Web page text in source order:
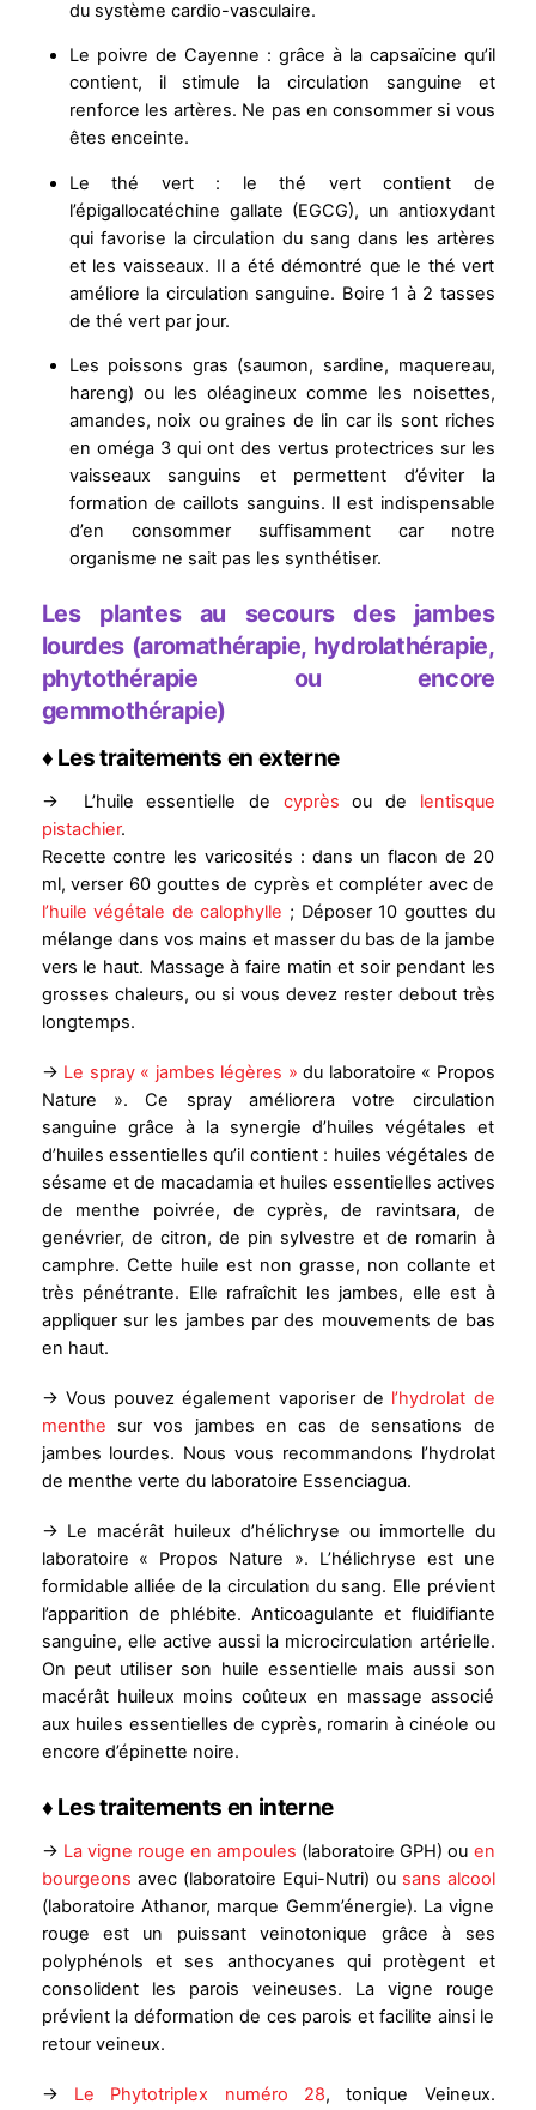
du système cardio-vasculaire.
Le poivre de Cayenne : grâce à la capsaïcine qu’il
contient, il stimule la circulation sanguine et
renforce les artères. Ne pas en consommer si vous
êtes enceinte.
Le thé vert : le thé vert contient de
l’épigallocatéchine gallate (EGCG), un antioxydant
qui favorise la circulation du sang dans les artères
et les vaisseaux. Il a été démontré que le thé vert
améliore la circulation sanguine. Boire 1 à 2 tasses
de thé vert par jour.
Les poissons gras (saumon, sardine, maquereau,
hareng) ou les oléagineux comme les noisettes,
amandes, noix ou graines de lin car ils sont riches
en oméga 3 qui ont des vertus protectrices sur les
vaisseaux sanguins et permettent d’éviter la
formation de caillots sanguins. Il est indispensable
d’en consommer suffisamment car notre
organisme ne sait pas les synthétiser.
Les plantes au secours des jambes
lourdes (aromathérapie, hydrolathérapie,
phytothérapie ou encore
gemmothérapie)
♦ Les traitements en externe
→ L’huile essentielle de cyprès ou de lentisque
pistachier.
Recette contre les varicosités : dans un flacon de 20
ml, verser 60 gouttes de cyprès et compléter avec de
l’huile végétale de calophylle ; Déposer 10 gouttes du
mélange dans vos mains et masser du bas de la jambe
vers le haut. Massage à faire matin et soir pendant les
grosses chaleurs, ou si vous devez rester debout très
longtemps.
→ Le spray « jambes légères » du laboratoire « Propos
Nature ». Ce spray améliorera votre circulation
sanguine grâce à la synergie d’huiles végétales et
d’huiles essentielles qu’il contient : huiles végétales de
sésame et de macadamia et huiles essentielles actives
de menthe poivrée, de cyprès, de ravintsara, de
genévrier, de citron, de pin sylvestre et de romarin à
camphre. Cette huile est non grasse, non collante et
très pénétrante. Elle rafraîchit les jambes, elle est à
appliquer sur les jambes par des mouvements de bas
en haut.
→ Vous pouvez également vaporiser de l’hydrolat de
menthe sur vos jambes en cas de sensations de
jambes lourdes. Nous vous recommandons l’hydrolat
de menthe verte du laboratoire Essenciagua.
→ Le macérât huileux d’hélichryse ou immortelle du
laboratoire « Propos Nature ». L’hélichryse est une
formidable alliée de la circulation du sang. Elle prévient
l’apparition de phlébite. Anticoagulante et fluidifiante
sanguine, elle active aussi la microcirculation artérielle.
On peut utiliser son huile essentielle mais aussi son
macérât huileux moins coûteux en massage associé
aux huiles essentielles de cyprès, romarin à cinéole ou
encore d’épinette noire.
♦ Les traitements en interne
→ La vigne rouge en ampoules (laboratoire GPH) ou en
bourgeons avec (laboratoire Equi-Nutri) ou sans alcool
(laboratoire Athanor, marque Gemm’énergie). La vigne
rouge est un puissant veinotonique grâce à ses
polyphénols et ses anthocyanes qui protègent et
consolident les parois veineuses. La vigne rouge
prévient la déformation de ces parois et facilite ainsi le
retour veineux.
→ Le Phytotriplex numéro 28, tonique Veineux.